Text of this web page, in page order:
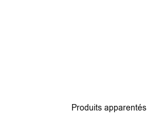
Produits apparentés